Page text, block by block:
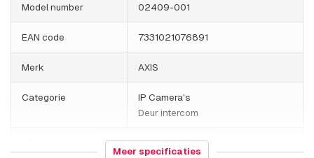
Model number 02409-001
EAN code 7331021076891
Merk AXIS
Categorie
IP Camera's
Deur intercom
851769
Meer specificaties